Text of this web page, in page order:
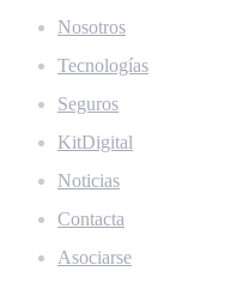
Nosotros
Tecnologías
Seguros
KitDigital
Noticias
Contacta
Asociarse